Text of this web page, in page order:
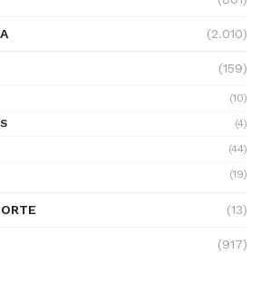
(2.010)
(159)
(10)
(4)
(44)
(19)
(13)
(917)